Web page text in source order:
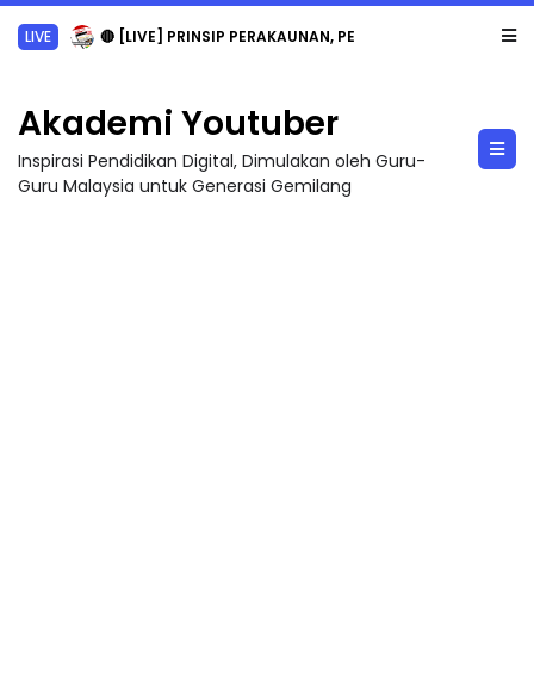
LIVE 🔴 [LIVE] PRINSIP PERAKAUNAN, PECUT SKOR SOALAN 1 TRIAL OLEH CIKGU WAN...
Akademi Youtuber
Inspirasi Pendidikan Digital, Dimulakan oleh Guru-
Guru Malaysia untuk Generasi Gemilang